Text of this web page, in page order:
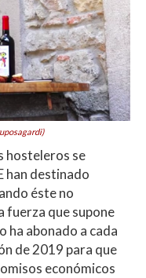
hosteleros se
han destinado
éste no
fuerza que supone
ha abonado a cada
de 2019 para que
económicos